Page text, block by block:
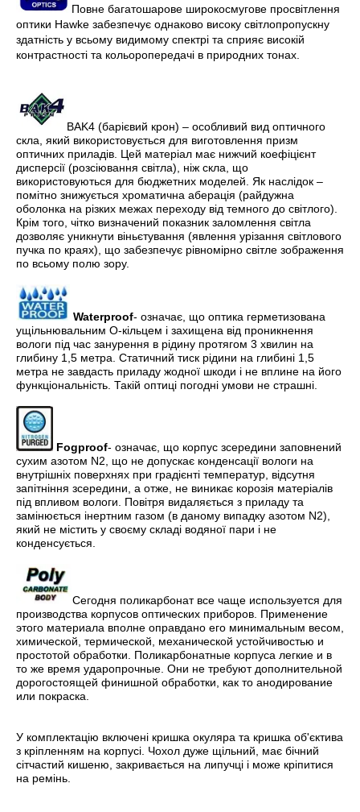
Повне багатошарове широкосмугове просвітлення
оптики Hawke забезпечує однаково високу світлопропускну
здатність у всьому видимому спектрі та сприяє високій
контрастності та кольоропередачі в природних тонах.
BAK4 (барієвий крон) – особливий вид оптичного
скла, який використовується для виготовлення призм
оптичних приладів. Цей матеріал має нижчий коефіцієнт
дисперсії (розсіювання світла), ніж скла, що
використовуються для бюджетних моделей. Як наслідок –
помітно знижується хроматична аберація (райдужна
оболонка на різких межах переходу від темного до світлого).
Крім того, чітко визначений показник заломлення світла
дозволяє уникнути віньєтування (явлення урізання світлового
пучка по краях), що забезпечує рівномірно світле зображення
по всьому полю зору.
Waterproof- означає, що оптика герметизована
ущільнювальним О-кільцем і захищена від проникнення
вологи під час занурення в рідину протягом 3 хвилин на
глибину 1,5 метра. Статичний тиск рідини на глибині 1,5
метра не завдасть приладу жодної шкоди і не вплине на його
функціональність. Такій оптиці погодні умови не страшні.
Fogproof- означає, що корпус зсередини заповнений
сухим азотом N2, що не допускає конденсації вологи на
внутрішніх поверхнях при градієнті температур, відсутня
запітніння зсередини, а отже, не виникає корозія матеріалів
під впливом вологи. Повітря видаляється з приладу та
замінюється інертним газом (в даному випадку азотом N2),
який не містить у своєму складі водяної пари і не
конденсується.
Сегодня поликарбонат все чаще используется для
производства корпусов оптических приборов. Применение
этого материала вполне оправдано его минимальным весом,
химической, термической, механической устойчивостью и
простотой обработки. Поликарбонатные корпуса легкие и в
то же время ударопрочные. Они не требуют дополнительной
дорогостоящей финишной обработки, как то анодирование
или покраска.
У комплектацію включені кришка окуляра та кришка об'єктива
з кріпленням на корпусі. Чохол дуже щільний, має бічний
сітчастий кишеню, закривається на липучці і може кріпитися
на ремінь.